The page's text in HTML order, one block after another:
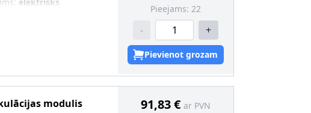
Pieejams: 22
- +
Pievienot grozam
modulis
91,83 € ar PVN